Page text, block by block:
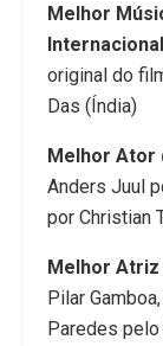
Melhor
original do
Das (Índia)
Melhor Ator
Anders Juul
por Christian
Melhor Atriz
Pilar
Paredes pelo